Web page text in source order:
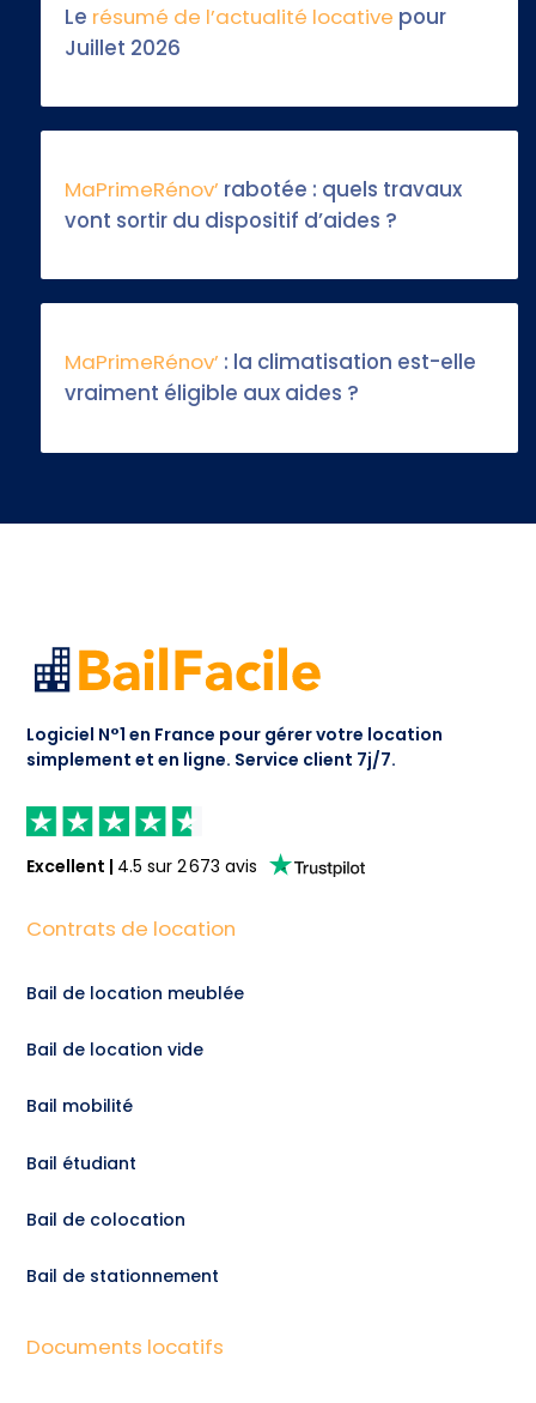
Le résumé de l’actualité locative pour
Juillet 2026
MaPrimeRénov’ rabotée : quels travaux
vont sortir du dispositif d’aides ?
MaPrimeRénov’ : la climatisation est-elle
vraiment éligible aux aides ?
Logiciel N°1 en France pour gérer votre location
simplement et en ligne. Service client 7j/7.
Excellent | 4.5 sur2 673 avis
Contrats de location
Bail de location meublée
Bail de location vide
Bail mobilité
Bail étudiant
Bail de colocation
Bail de stationnement
Documents locatifs